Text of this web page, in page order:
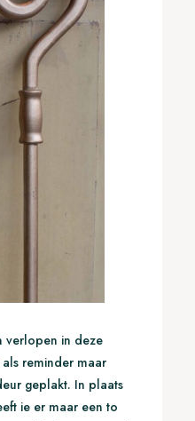
verlopen in deze
reminder maar
geplakt. In plaats
ie er maar een to